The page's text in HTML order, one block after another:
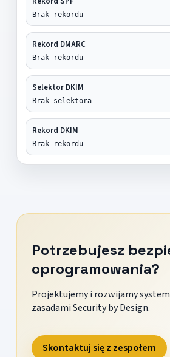
Brak rekordu
Rekord DMARC
Brak rekordu
Selektor DKIM
Brak selektora
Rekord DKIM
Brak rekordu
Potrzebujesz
oprogramowania?
Projektujemy i rozwijamy
zasadami Security by Design.
Skontaktuj się z zespołem